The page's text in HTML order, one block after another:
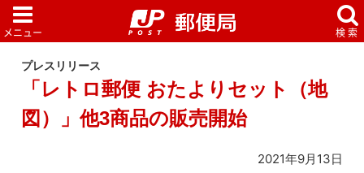
プレスリリース
「レトロ郵便 おたよりセット（地
図）」他3商品の販売開始
2021年9月13日